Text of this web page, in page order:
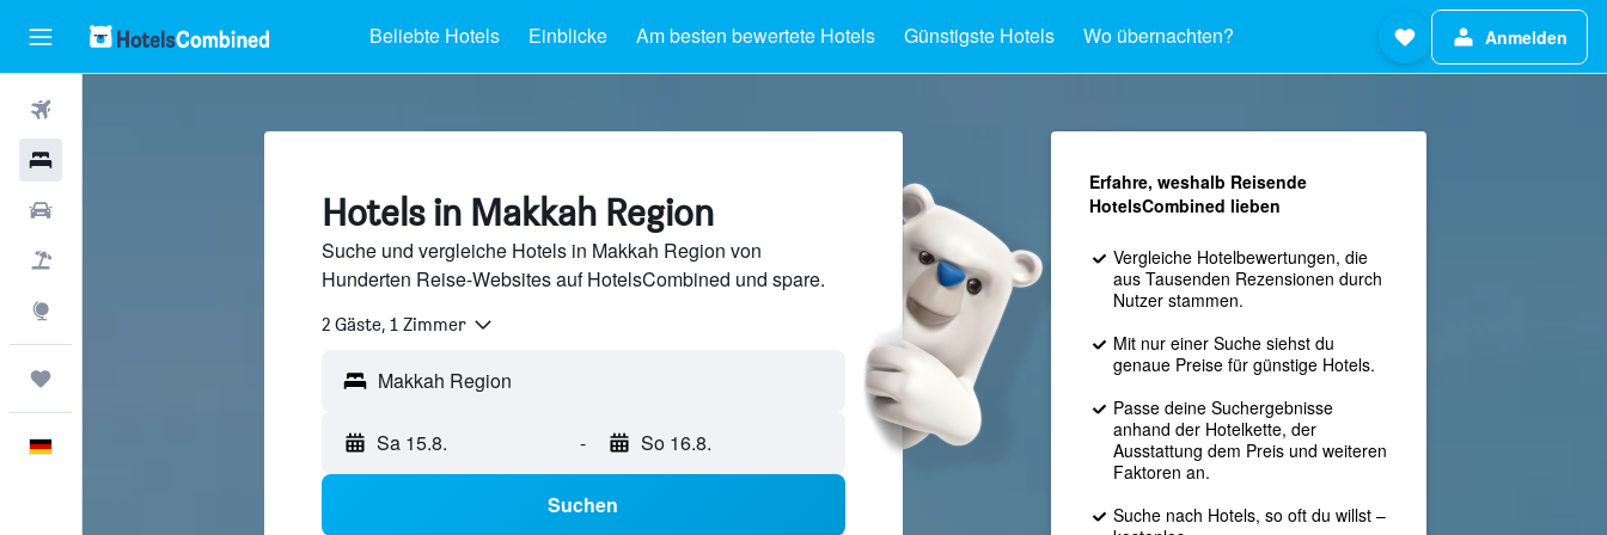
Beliebte Hotels Einblicke Am besten bewertete Hotels Günstigste Hotels Wo übernachten? Anmelden
Hotels in Makkah Region
Suche und vergleiche Hotels in Makkah Region von
Hunderten Reise-Websites auf HotelsCombined und spare.
2 Gäste, 1 Zimmer
Makkah Region
Sa 15.8. - So 16.8.
Suchen
Erfahre, weshalb Reisende
HotelsCombined lieben
Vergleiche Hotelbewertungen, die
aus Tausenden Rezensionen durch
Nutzer stammen.
Mit nur einer Suche siehst du
genaue Preise für günstige Hotels.
Passe deine Suchergebnisse
anhand der Hotelkette, der
Ausstattung dem Preis und weiteren
Faktoren an.
Suche nach Hotels, so oft du willst –